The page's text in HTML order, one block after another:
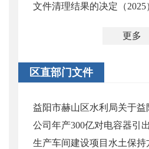
文件清理结果的决定（2025
更多
区直部门文件
益阳市赫山区水利局关于
公司年产300亿对电容器引
生产车间建设项目水土保